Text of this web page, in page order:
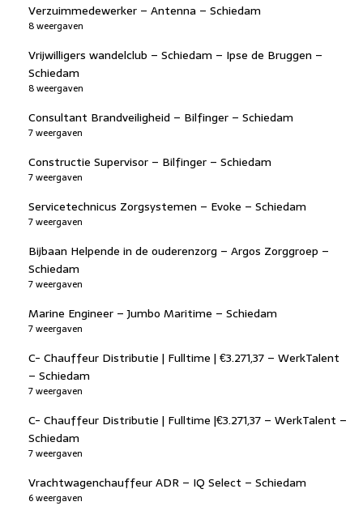
Verzuimmedewerker – Antenna – Schiedam
8 weergaven
Vrijwilligers wandelclub – Schiedam – Ipse de Bruggen –
Schiedam
8 weergaven
Consultant Brandveiligheid – Bilfinger – Schiedam
7 weergaven
Constructie Supervisor – Bilfinger – Schiedam
7 weergaven
Servicetechnicus Zorgsystemen – Evoke – Schiedam
7 weergaven
Bijbaan Helpende in de ouderenzorg – Argos Zorggroep –
Schiedam
7 weergaven
Marine Engineer – Jumbo Maritime – Schiedam
7 weergaven
C- Chauffeur Distributie | Fulltime | €3.271,37 – WerkTalent
– Schiedam
7 weergaven
C- Chauffeur Distributie | Fulltime |€3.271,37 – WerkTalent –
Schiedam
7 weergaven
Vrachtwagenchauffeur ADR – IQ Select – Schiedam
6 weergaven